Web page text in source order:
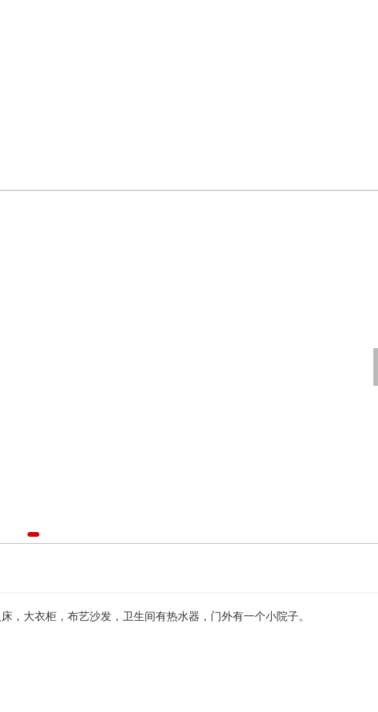
大衣柜，布艺沙发，卫生间有热水器，门外有一个小院子。